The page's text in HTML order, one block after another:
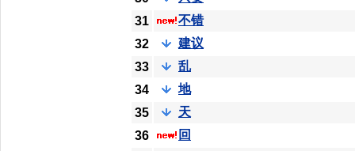
31
不错
32
建议
33
乱
34
地
35
天
36
回